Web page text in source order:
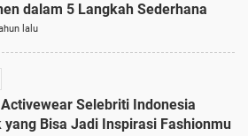
dalam 5 Langkah Sederhana
lalu
Selebriti Indonesia
yang Bisa Jadi Inspirasi Fashionmu